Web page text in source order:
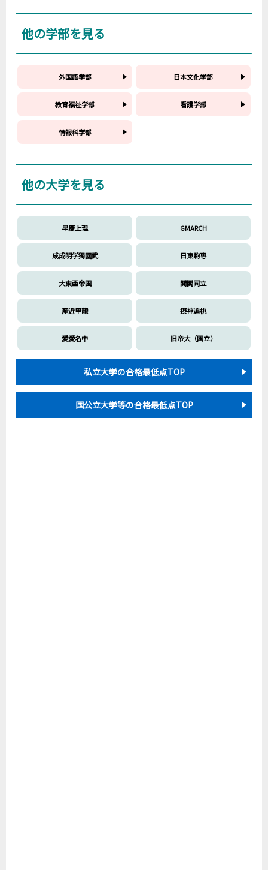
他の学部を見る
外国語学部 日本文化学部
教育福祉学部 看護学部
情報科学部
他の大学を見る
早慶上理 GMARCH
成成明学獨國武 日東駒専
大東亜帝国 関関同立
産近甲龍 摂神追桃
愛愛名中 旧帝大（国立）
私立大学の合格最低点TOP
国公立大学等の合格最低点TOP